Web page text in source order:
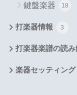
鍵盤楽器 18
打楽器情報 3
打楽器楽譜の読
楽器セッティン